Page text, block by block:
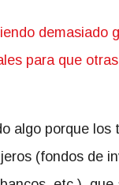
demasiado
para que
algo porque los
(fondos de